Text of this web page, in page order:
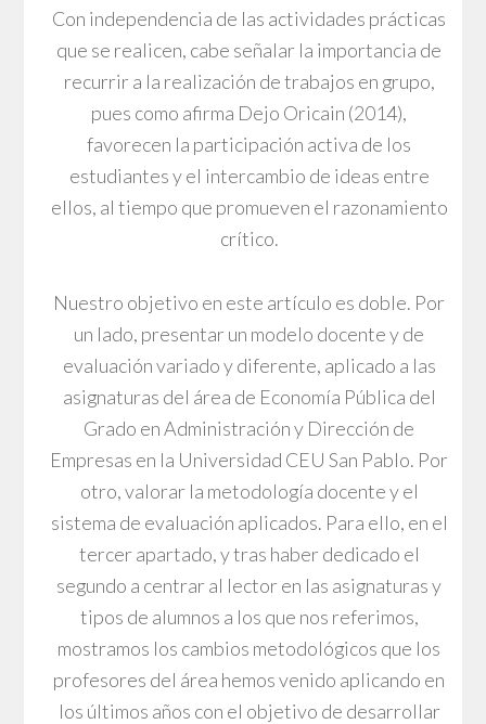
Con independencia de las actividades prácticas
que se realicen, cabe señalar la importancia de
recurrir a la realización de trabajos en grupo,
pues como afirma Dejo Oricain (2014),
favorecen la participación activa de los
estudiantes y el intercambio de ideas entre
ellos, al tiempo que promueven el razonamiento
crítico.
Nuestro objetivo en este artículo es doble. Por
un lado, presentar un modelo docente y de
evaluación variado y diferente, aplicado a las
asignaturas del área de Economía Pública del
Grado en Administración y Dirección de
Empresas en la Universidad CEU San Pablo. Por
otro, valorar la metodología docente y el
sistema de evaluación aplicados. Para ello, en el
tercer apartado, y tras haber dedicado el
segundo a centrar al lector en las asignaturas y
tipos de alumnos a los que nos referimos,
mostramos los cambios metodológicos que los
profesores del área hemos venido aplicando en
los últimos años con el objetivo de desarrollar